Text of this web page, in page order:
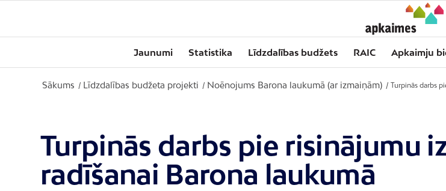
Jaunumi Statistika Līdzdalības budžets RAIC Apkaimju
Sākums / Līdzdalības budžeta projekti / Noēnojums Barona laukumā (ar izmaiņām) / Turpinās darbs
Turpinās darbs pie risinājumu
radīšanai Barona laukumā